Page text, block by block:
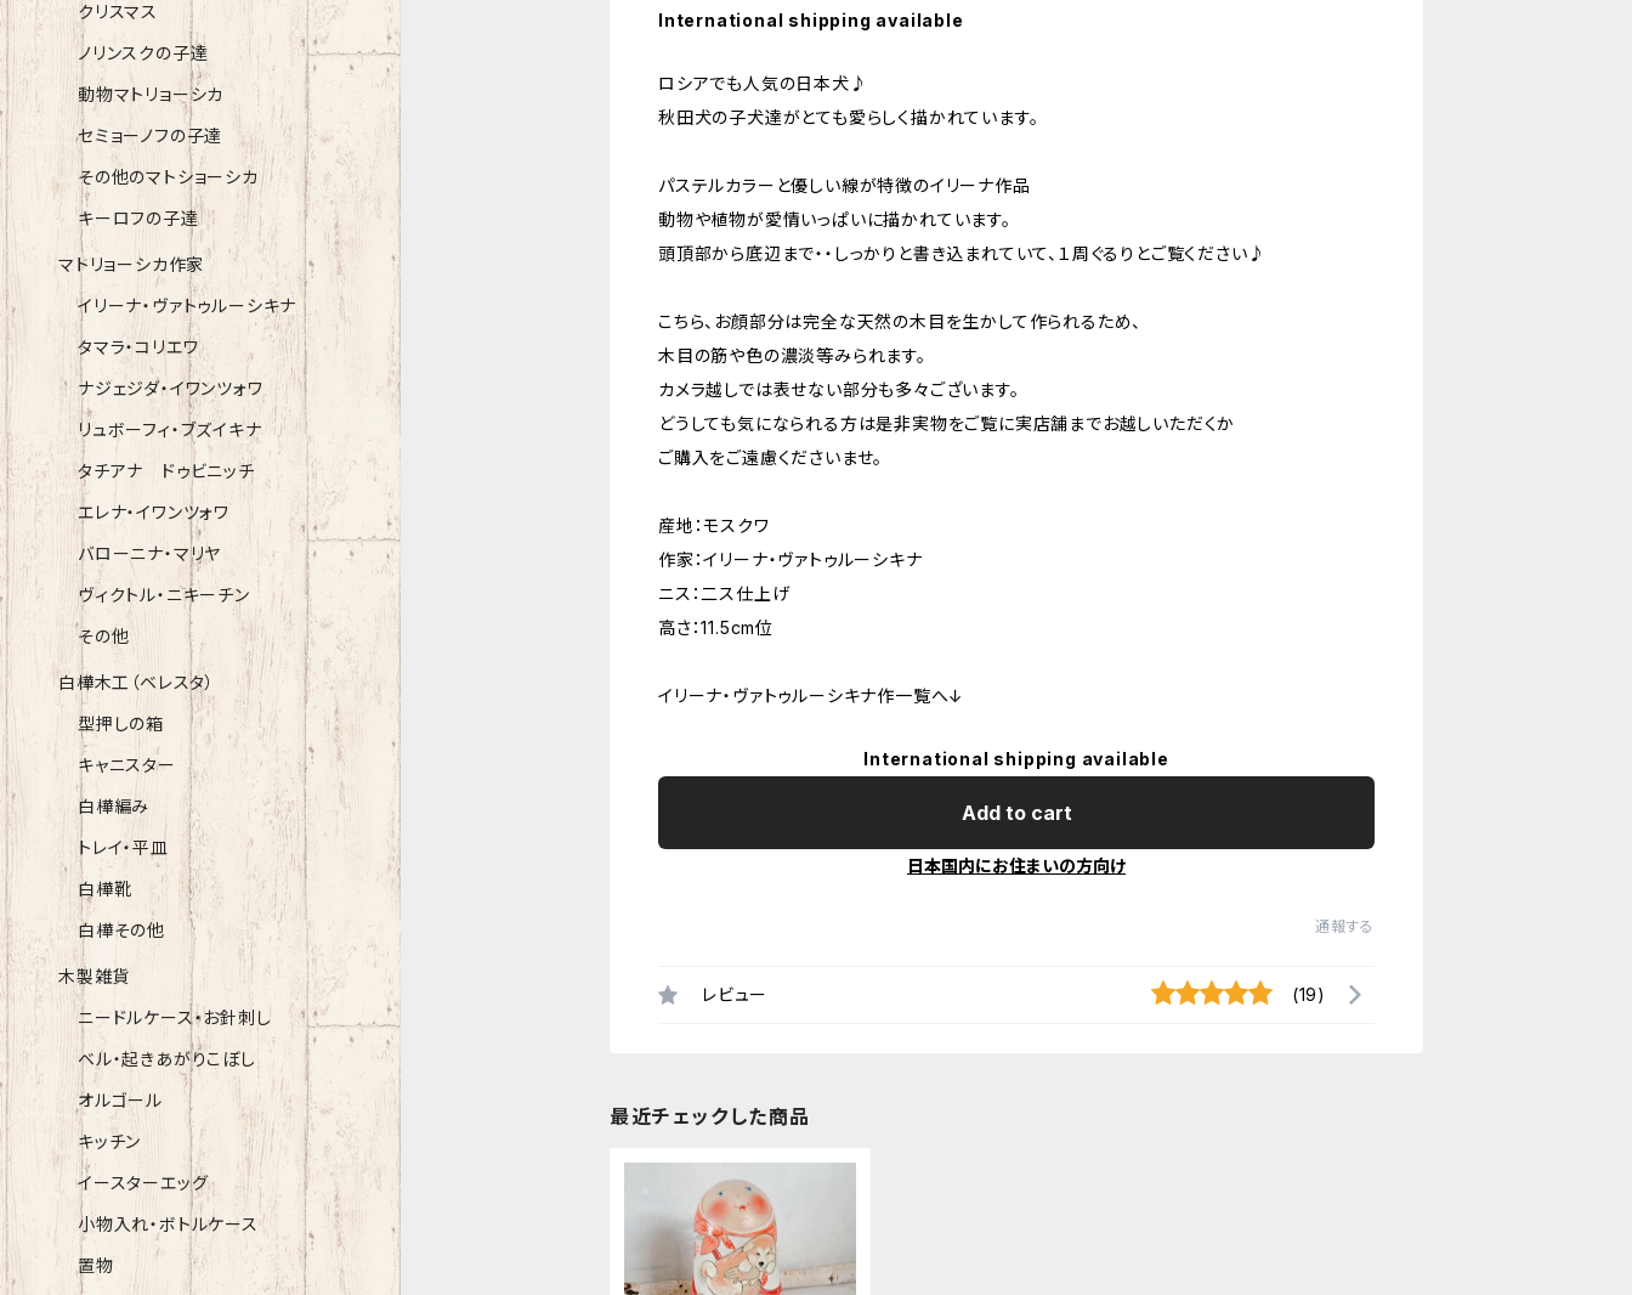
International shipping available
ロシアでも人気の日本犬♪
秋田犬の子犬達がとても愛らしく描かれています。
パステルカラーと優しい線が特徴のイリーナ作品
動物や植物が愛情いっぱいに描かれています。
頭頂部から底辺まで・・しっかりと書き込まれていて、１周ぐるりとご覧ください♪
こちら、お顔部分は完全な天然の木目を生かして作られるため、
木目の筋や色の濃淡等みられます。
カメラ越しでは表せない部分も多々ございます。
どうしても気になられる方は是非実物をご覧に実店舗までお越しいただくか
ご購入をご遠慮くださいませ。
産地：モスクワ
作家：イリーナ・ヴァトゥルーシキナ
ニス：二ス仕上げ
高さ：11.5cm位
イリーナ・ヴァトゥルーシキナ作一覧へ↓
International shipping available
Add to cart
日本国内にお住まいの方向け
通報する
レビュー (19)
最近チェックした商品
クリスマス
ノリンスクの子達
動物マトリョーシカ
セミョーノフの子達
その他のマトショーシカ
キーロフの子達
マトリョーシカ作家
イリーナ・ヴァトゥルーシキナ
タマラ・コリエワ
ナジェジダ・イワンツォワ
リュボーフィ・ブズイキナ
タチアナ ドゥビニッチ
エレナ・イワンツォワ
バローニナ・マリヤ
ヴィクトル・ニキーチン
その他
白樺木工（ベレスタ）
型押しの箱
キャニスター
白樺編み
トレイ・平皿
白樺靴
白樺その他
木製雑貨
ニードルケース・お針刺し
ベル・起きあがりこぼし
オルゴール
キッチン
イースターエッグ
小物入れ・ボトルケース
置物